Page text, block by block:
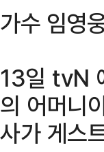
가수 임영
13일 tvN
의 어머니
사가 게스